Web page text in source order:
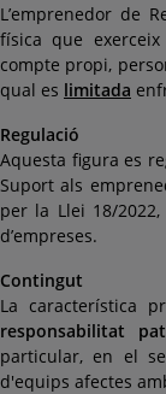
L’emprenedor de
física que
compte propi,
qual es limitada
Regulació
Aquesta figura es
Suport als
per la Llei 18/
d’empreses.
Contingut
La característica
responsabilitat
particular, en el
d'equips afectes